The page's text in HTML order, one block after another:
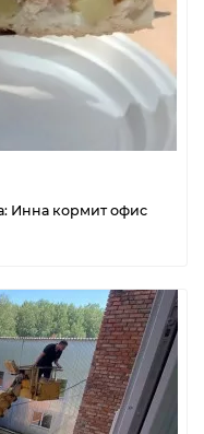
Инна кормит офис